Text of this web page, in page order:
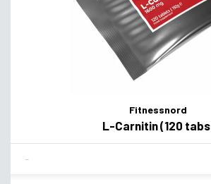
Fitnessnord
L-Carnitin (120